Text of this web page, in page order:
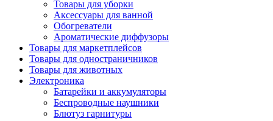
Товары для уборки
Аксессуары для ванной
Обогреватели
Ароматические диффузоры
Товары для маркетплейсов
Товары для одностраничников
Товары для животных
Электроника
Батарейки и аккумуляторы
Беспроводные наушники
Блютуз гарнитуры